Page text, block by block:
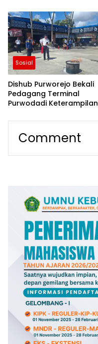
Sosial
Dishub Purworejo Bekali
Pedagang Terminal
Purwodadi Keterampilan
Kesiapsiagaan Hadapi
Kebakaran
Comment